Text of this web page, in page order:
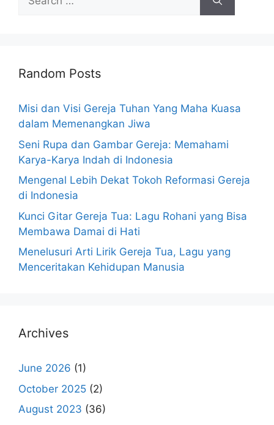
for:
Random Posts
Misi dan Visi Gereja Tuhan Yang Maha Kuasa
dalam Memenangkan Jiwa
Seni Rupa dan Gambar Gereja: Memahami
Karya-Karya Indah di Indonesia
Mengenal Lebih Dekat Tokoh Reformasi Gereja
di Indonesia
Kunci Gitar Gereja Tua: Lagu Rohani yang Bisa
Membawa Damai di Hati
Menelusuri Arti Lirik Gereja Tua, Lagu yang
Menceritakan Kehidupan Manusia
Archives
June 2026 (1)
October 2025 (2)
August 2023 (36)